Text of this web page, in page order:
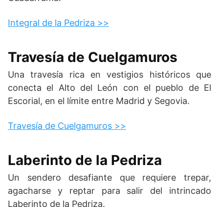
Integral de la Pedriza >>
Travesía de Cuelgamuros
Una travesía rica en vestigios históricos que
conecta el Alto del León con el pueblo de El
Escorial, en el límite entre Madrid y Segovia.
Travesía de Cuelgamuros >>
Laberinto de la Pedriza
Un sendero desafiante que requiere trepar,
agacharse y reptar para salir del intrincado
Laberinto de la Pedriza.